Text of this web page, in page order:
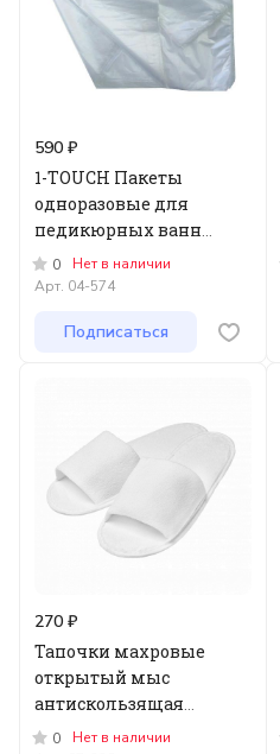
590 ₽
1-TOUCH Пакеты
одноразовые для
педикюрных ванн
50см*50см*20см, 100шт/
уп.
0
Нет в наличии
Арт. 04-574
Подписаться
270 ₽
Тапочки махровые
открытый мыс
антискользящая
подошва 1 пара/уп
0
Нет в наличии